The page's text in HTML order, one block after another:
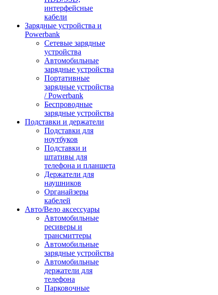
интерфейсные
кабели
Зарядные устройства и
Powerbank
Сетевые зарядные
устройства
Автомобильные
зарядные устройства
Портативные
зарядные устройства
/ Powerbank
Беспроводные
зарядные устройства
Подставки и держатели
Подставки для
ноутбуков
Подставки и
штативы для
телефона и планшета
Держатели для
наушников
Органайзеры
кабелей
Авто/Вело аксессуары
Автомобильные
ресиверы и
трансмиттеры
Автомобильные
зарядные устройства
Автомобильные
держатели для
телефона
Парковочные